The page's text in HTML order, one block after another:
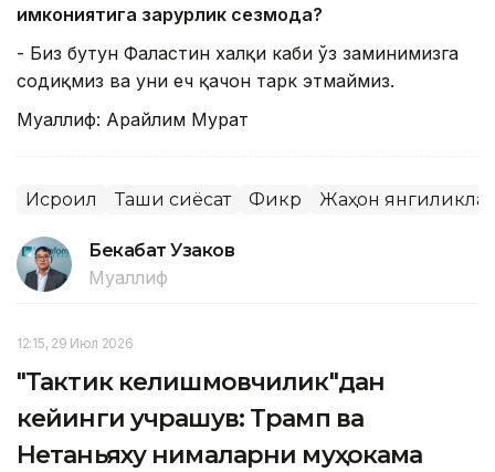
имкониятига зарурлик сезмоқда?
- Биз бутун Фаластин халқи каби ўз заминимизга
содиқмиз ва уни ҳеч қачон тарк этмаймиз.
Муаллиф: Арайлим Мурат
Исроил Ташқи сиёсат Фикр Жаҳон
Бекабат Узаков
Муаллиф
12:15, 29 Июл 2026
"Тактик келишмовчилик"дан
кейинги учрашув: Трамп ва
Нетаньяху нималарни муҳокама